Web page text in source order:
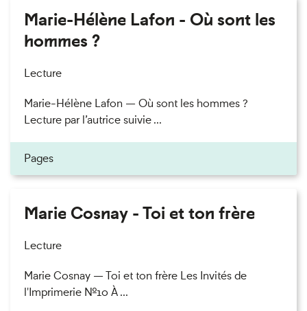
Marie-Hélène Lafon - Où sont les
hommes ?
Lecture
Marie-Hélène Lafon — Où sont les hommes ?
Lecture par l’autrice suivie ...
Pages
Marie Cosnay - Toi et ton frère
Lecture
Marie Cosnay — Toi et ton frère Les Invités de
l'Imprimerie n°10 À ...